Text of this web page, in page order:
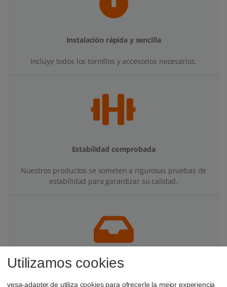
Instalación rápida y sencilla
Incluye todos los tornillos y accesorios necesarios.
Estabilidad comprobada
Nuestros productos se someten a rigurosas pruebas de
estabilidad para garantizar su calidad.
Más espacio en tu escritorio
Utilizamos cookies
vesa-adapter.de utiliza cookies para ofrecerle la mejor experiencia